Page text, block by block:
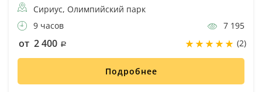
Сириус, Олимпийский парк
9 часов
7 195
от 2 400 (2)
Подробнее